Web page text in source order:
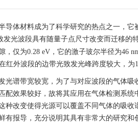
导体材料成为了科学研究的热点之一，
发光波段具有随量子点尺寸改变而迁移的
，仅为0.28 eV，它的激子玻尔半径为46
红外波段的边带光致发光峰跨度较大，为
光谱带宽较宽，为了与对应波段的气体
配效果较好，故将其应用在气体检测系
种改变使得光源可以覆盖不同气体的吸
有报导，充分说明其具有非常大的研究和